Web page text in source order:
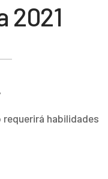
2021
habilidades